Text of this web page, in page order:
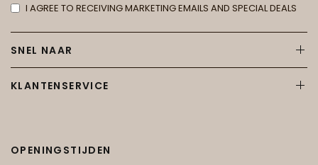
I AGREE TO RECEIVING MARKETING EMAILS AND SPECIAL DEALS
SNEL NAAR
KLANTENSERVICE
OPENINGSTIJDEN